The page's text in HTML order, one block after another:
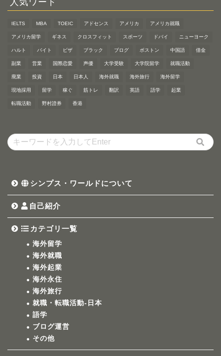
IELTS MBA TOEIC アドセンス アメリカ アメリカ就職
アメリカ留学 ギネス クロスフィット スポーツ ドバイ ニューヨーク
ハルト バイト ビザ ブラック ブログ ボストン 中国語 借金
副業 営業 国際恋愛 声優 大学受験 大学院留学 就職活動
廃業 投資 日本 日本人 海外就職 海外旅行 海外留学
現地採用 留学 稼ぐ 筋トレ 翻訳 英語 語学 起業
転職活動 野村證券 香港
シンプス・ワールドについて
自己紹介
カテゴリ一覧
海外留学
海外就職
海外起業
海外永住
海外旅行
就職・転職活動-日本
語学
ブログ運営
その他